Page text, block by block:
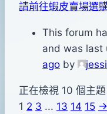
請前往蝦皮賣場選
This forum
and was last
ago by
正在檢視 10 個主
1 2 3 ... 13 14 15 →